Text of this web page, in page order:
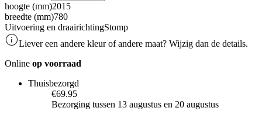
hoogte (mm)2015
breedte (mm)780
Uitvoering en draairichtingStomp
Liever een andere kleur of andere maat? Wijzig dan de details.
Online op voorraad
Thuisbezorgd
€69.95
Bezorging tussen 13 augustus en 20 augustus